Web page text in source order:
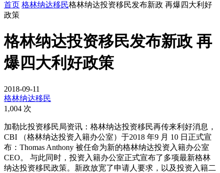
首页 格林纳达移民格林纳达投资移民发布新政 再爆四大利好
政策
格林纳达投资移民发布新政 再
爆四大利好政策
2018-09-11
格林纳达移民
1,004 次
加勒比投资移民局资讯：格林纳达投资移民再传来利好消息，
CBI （格林纳达投资入籍办公室）于2018 年9 月 10 日正式宣
布：Thomas Anthony 被任命为新的格林纳达投资入籍办公室
CEO。 与此同时，投资入籍办公室正式宣布了多项最新格林
纳达投资移民政策。新政放宽了申请人要求，以及投资入籍二